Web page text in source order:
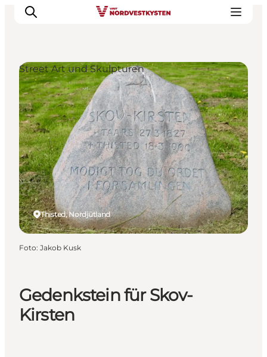
Urlaubsorte
Inspiration
Events
Unterkunft
Mach deine Urlaubsplanung
Gedenkstein für Skov-
Kirsten
Thisted, Nordjütland
Street Art und Skulpturen
Foto: Jakob Kusk